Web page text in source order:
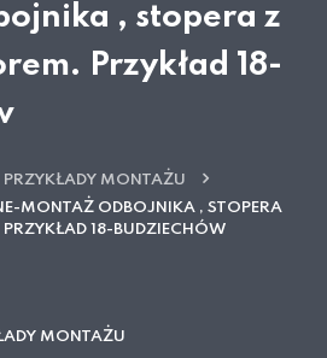
, stopera z
Przykład 18-
MONTAŻU
MONTAŻ ODBOJNIKA , STOPERA
18-BUDZIECHÓW
MONTAŻU